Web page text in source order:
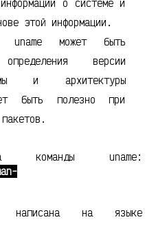
о системе и
этой информации.
uname может быть
версии
и архитектуры
быть полезно при
команды uname:
написана на языке